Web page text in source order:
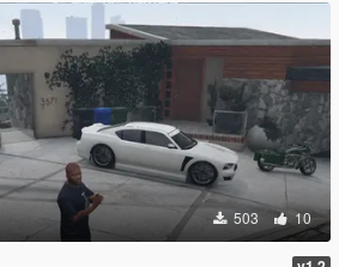
503 10